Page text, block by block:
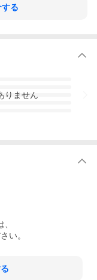
る
りません
い。